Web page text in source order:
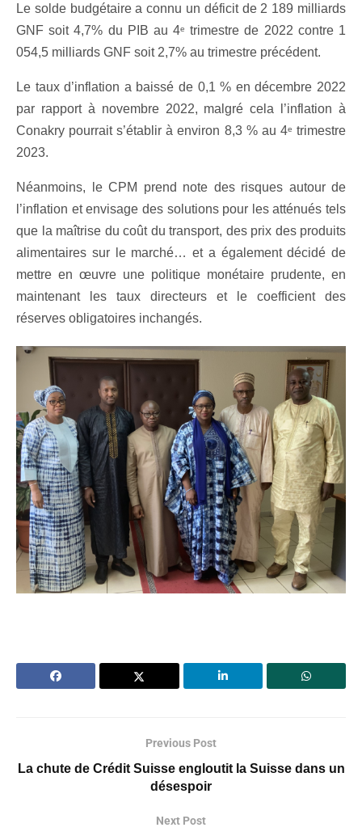
Le solde budgétaire a connu un déficit de 2 189 milliards
GNF soit 4,7% du PIB au 4e
trimestre de 2022 contre 1
054,5 milliards GNF soit 2,7% au trimestre précédent.
Le taux d’inflation a baissé de 0,1 % en décembre 2022
par rapport à novembre 2022, malgré cela l’inflation à
Conakry pourrait s’établir à environ 8,3 % au 4e trimestre
2023.
Néanmoins, le CPM prend note des risques autour de
l’inflation et envisage des solutions pour les atténués tels
que la maîtrise du coût du transport, des prix des produits
alimentaires sur le marché… et a également décidé de
mettre en œuvre une politique monétaire prudente, en
maintenant les taux directeurs et le coefficient des
réserves obligatoires inchangés.
Previous Post
La chute de Crédit Suisse engloutit la Suisse dans un
désespoir
Next Post